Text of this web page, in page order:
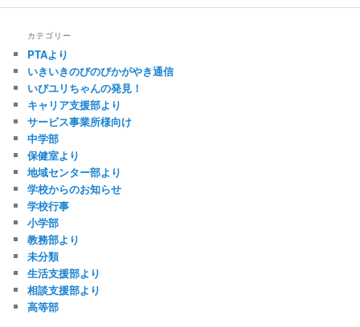
カテゴリー
PTAより
いきいきのびのびかがやき通信
いびユリちゃんの発見！
キャリア支援部より
サービス事業所様向け
中学部
保健室より
地域センター部より
学校からのお知らせ
学校行事
小学部
教務部より
未分類
生活支援部より
相談支援部より
高等部